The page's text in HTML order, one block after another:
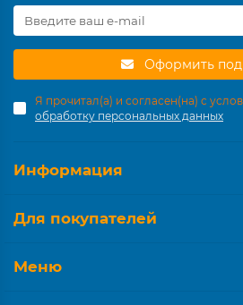
Оформить
Я прочитал(а) и согласен(на) с
обработку персональных данных
Информация
Для покупателей
Меню